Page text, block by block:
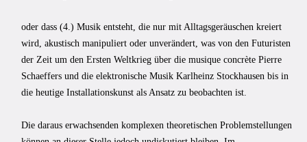
oder dass (4.) Musik entsteht, die nur mit Alltagsge­räuschen kreiert
wird, akustisch manipuliert oder unverändert, was von den Futuristen
der Zeit um den Ersten Weltkrieg über die musique concrète Pierre
Schaeffers und die elektronische Musik Karlheinz Stockhausen bis in
die heutige Installationskunst als An­satz zu beobachten ist.
Die daraus erwachsenden komplexen theoretischen Problemstellungen